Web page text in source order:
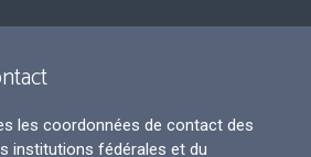
les coordonnées de contact des
institutions fédérales et du